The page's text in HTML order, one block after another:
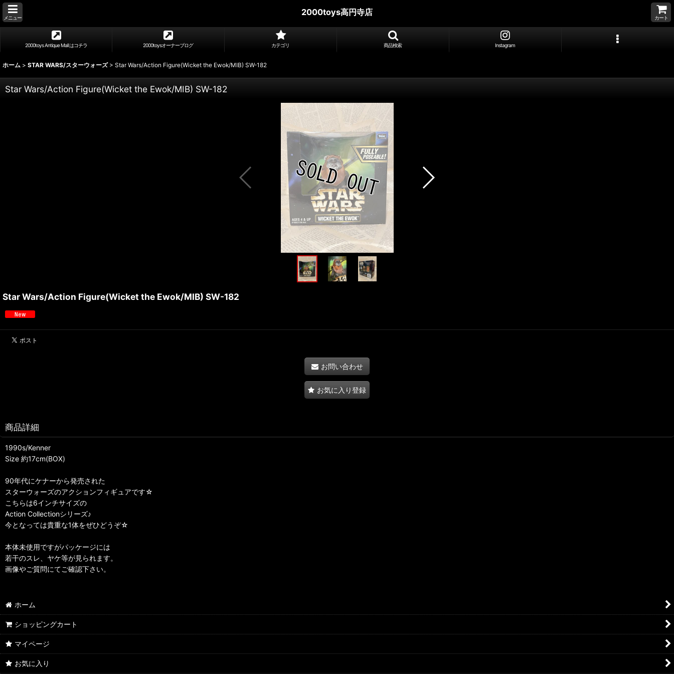
メニュー
2000toys高円寺店
カート
2000toys Antique Mall はコチラ 2000toysオーナーブログ カテゴリ 商品検索 Instagram
ホーム > STAR WARS/スターウォーズ > Star Wars/Action Figure(Wicket the Ewok/MIB) SW-182
Star Wars/Action Figure(Wicket the Ewok/MIB) SW-182
Star Wars/Action Figure(Wicket the Ewok/MIB) SW-182
お問い合わせ
お気に入り登録
商品詳細
1990s/Kenner
Size 約17cm(BOX)
90年代にケナーから発売された
スターウォーズのアクションフィギュアです☆
こちらは6インチサイズの
Action Collectionシリーズ♪
今となっては貴重な1体をぜひどうぞ☆
本体未使用ですがパッケージには
若干のスレ、ヤケ等が見られます。
画像やご質問にてご確認下さい。
ホーム
ショッピングカート
マイページ
お気に入り